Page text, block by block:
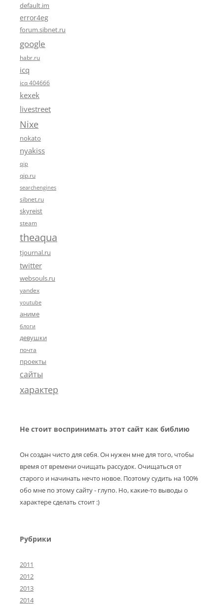
default.im
error4eg
forum.sibnet.ru
google
habr.ru
icq
icq 404666
kexek
livestreet
Nixe
nokato
nyakiss
qip
qip.ru
searchengines
sibnet.ru
skyreist
steam
theaqua
tjournal.ru
twitter
websouls.ru
yandex
youtube
аниме
блоги
девушки
почта
проекты
сайты
характер
Не стоит воспринимать этот сайт как библию
Он создан чисто для себя. Он нужен мне для того, чтобы
время от времени очищать рассудок. Очищаться от
старого и начинать нечто новое. Поэтому судить на 100%
обо мне по этому сайту - глупо. Но, какие-то выводы о
характере сделать стоит :)
Рубрики
2011
2012
2013
2014